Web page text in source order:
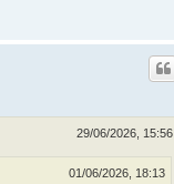
29/06/2026, 15:56
01/06/2026, 18:13